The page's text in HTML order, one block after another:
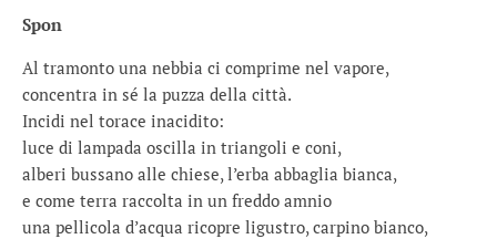
Spon
Al tramonto una nebbia ci comprime nel vapore,
concentra in sé la puzza della città.
Incidi nel torace inacidito:
luce di lampada oscilla in triangoli e coni,
alberi bussano alle chiese, l’erba abbaglia bianca,
e come terra raccolta in un freddo amnio
una pellicola d’acqua ricopre ligustro, carpino bianco,